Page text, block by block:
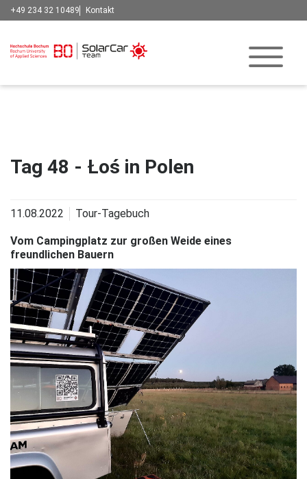
+49 234 32 10489 Kontakt
Tag 48 - Łoś in Polen
11.08.2022 Tour-Tagebuch
Vom Campingplatz zur großen Weide eines
freundlichen Bauern